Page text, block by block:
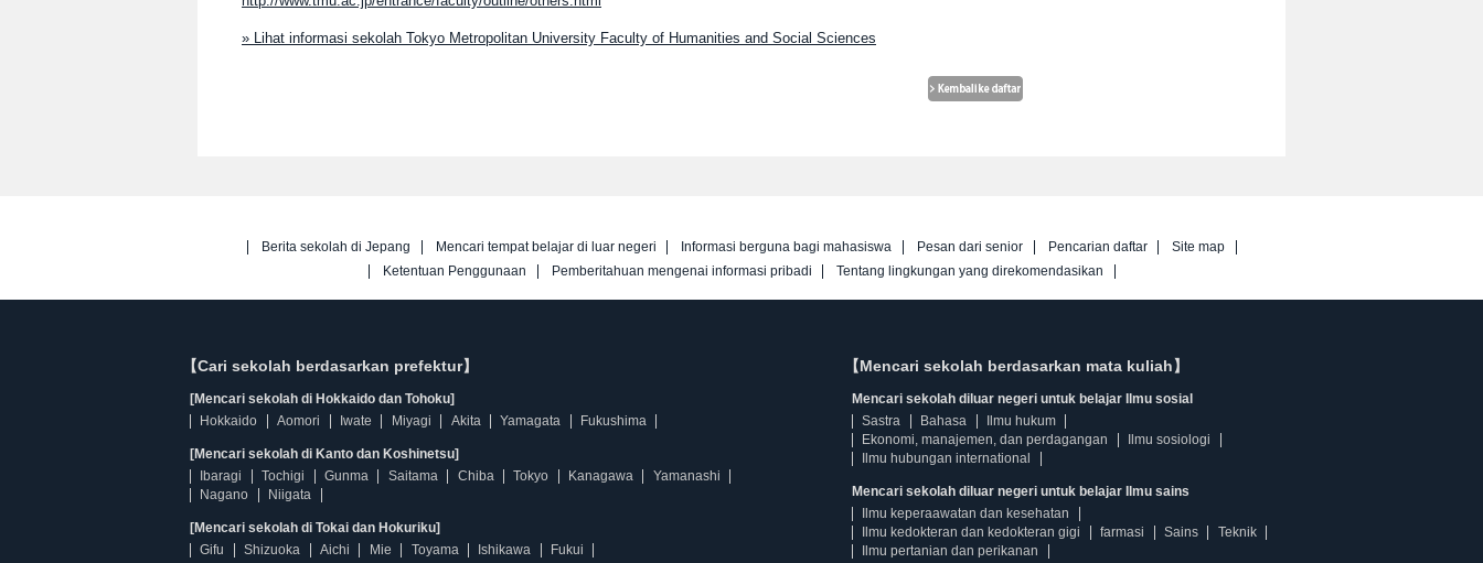
» Lihat informasi sekolah Tokyo Metropolitan University Faculty of Humanities and Social Sciences
Berita sekolah di Jepang Mencari tempat belajar di luar negeri Informasi berguna bagi mahasiswa Pesan dari senior Pencarian daftar
Site map
Ketentuan Penggunaan
Pemberitahuan mengenai informasi pribadi Tentang lingkungan yang direkomendasikan
【Cari sekolah berdasarkan prefektur】
[Mencari sekolah di Hokkaido dan Tohoku]
Hokkaido
Aomori Iwate Miyagi Akita Yamagata Fukushima
[Mencari sekolah di Kanto dan Koshinetsu]
Ibaragi
Tochigi Gunma Saitama Chiba Tokyo Kanagawa
Yamanashi
Nagano
Niigata
[Mencari sekolah di Tokai dan Hokuriku]
Gifu
Shizuoka Aichi Mie Toyama Ishikawa Fukui
【Mencari sekolah berdasarkan mata kuliah】
Mencari sekolah diluar negeri untuk belajar Ilmu sosial
Sastra
Bahasa
Ilmu hukum
Ekonomi, manajemen, dan perdagangan
Ilmu sosiologi
Ilmu hubungan international
Mencari sekolah diluar negeri untuk belajar Ilmu sains
Ilmu keperaawatan dan kesehatan
Ilmu kedokteran dan kedokteran gigi
farmasi Sains
Teknik
Ilmu pertanian dan perikanan